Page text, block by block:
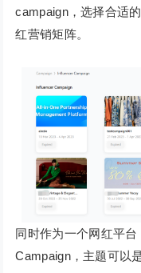
campaign，选择合适
红营销矩阵。
同时作为一个网红平
Campaign，主题可以